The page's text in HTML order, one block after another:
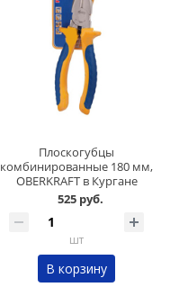
Плоскогубцы
комбинированные 180 мм,
OBERKRAFT в Кургане
525 руб.
шт
В корзину